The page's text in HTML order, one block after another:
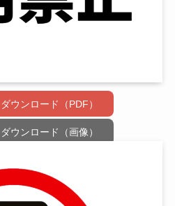
ダウンロード（PDF）
ダウンロード（画像）